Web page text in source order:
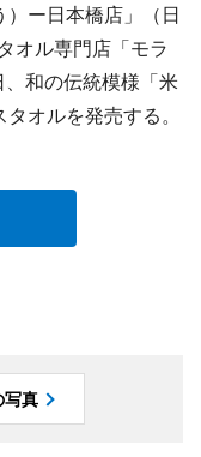
ー日本橋店」（日
オル専門店「モラ
和の伝統模様「米
オルを発売する。
写真